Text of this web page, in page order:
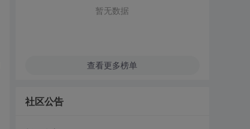
暂无数据
查看更多榜单
社区公告